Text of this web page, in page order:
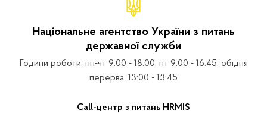
Національне агентство України з питань
державної служби
Години роботи: пн-чт 9:00 - 18:00, пт 9:00 - 16:45, обідня
перерва: 13:00 - 13:45
Call-центр з питань HRMIS